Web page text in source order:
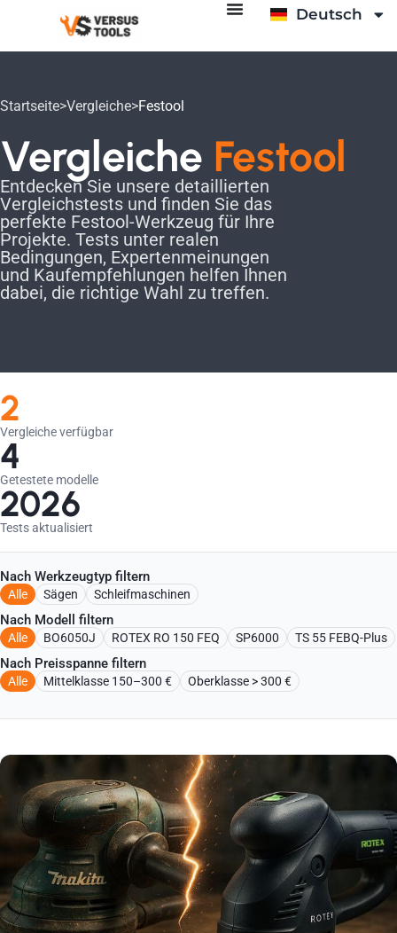
Deutsch
Italiano
Startseite>Vergleiche>Festool
Vergleiche Festool
Entdecken Sie unsere detaillierten
Vergleichstests und finden Sie das
perfekte Festool-Werkzeug für Ihre
Projekte. Tests unter realen
Bedingungen, Expertenmeinungen
und Kaufempfehlungen helfen Ihnen
dabei, die richtige Wahl zu treffen.
2
Vergleiche verfügbar
4
Getestete modelle
2026
Tests aktualisiert
Nach Werkzeugtyp filtern
Sägen Schleifmaschinen
Alle
Nach Modell filtern
BO6050J ROTEX RO 150 FEQ SP6000 TS 55 FEBQ-Plus
Alle
Nach Preisspanne filtern
Mittelklasse 150–300 € Oberklasse > 300 €
Alle